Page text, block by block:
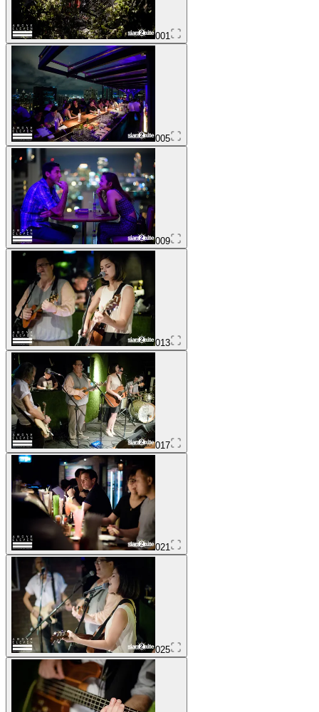
001
005
009
013
017
021
025